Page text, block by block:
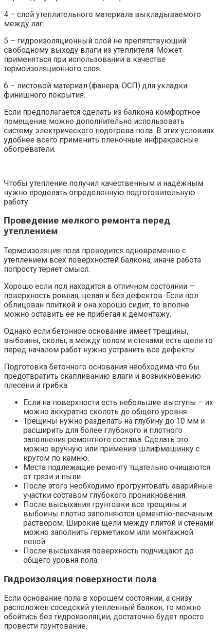
4 – слой утеплительного материала выкладываемого
между лаг.
5 – гидроизоляционный слой не препятствующий
свободному выходу влаги из утеплителя. Может
применяться при использовании в качестве
термоизоляционного слоя.
6 – листовой материал (фанера, ОСП) для укладки
финишного покрытия.
Если предполагается сделать из балкона комфортное
помещение можно дополнительно использовать
систему электрического подогрева пола. В этих условиях
удобнее всего применить пленочные инфракрасные
обогреватели.
Чтобы утепление получил качественным и надежным
нужно проделать определенную подготовительную
работу.
Проведение мелкого ремонта перед
утеплением
Термоизоляция пола проводится одновременно с
утеплением всех поверхностей балкона, иначе работа
попросту теряет смысл.
Хорошо если пол находится в отличном состоянии —
поверхность ровная, целая и без дефектов. Если пол
облицован плиткой и она хорошо сидит, то вполне
можно оставить ее не прибегая к демонтажу.
Однако если бетонное основание имеет трещины,
выбоины, сколы, а между полом и стенами есть щели то
перед началом работ нужно устранить все дефекты.
Подготовка бетонного основания необходима что бы
предотвратить скапливанию влаги и возникновению
плесени и грибка.
Если на поверхности есть небольшие выступы – их
можно аккуратно сколоть до общего уровня.
Трещины нужно разделать на глубину до 10 мм и
расширить для более глубокого и плотного
заполнения ремонтного состава. Сделать это
можно вручную или применив шлифмашинку с
кругом по камню.
Места подлежащие ремонту тщательно очищаются
от грязи и пыли.
После этого необходимо прогрунтовать аварийные
участки составом глубокого проникновения.
После высыхания грунтовки все трещины и
выбоины плотно заполняются цементно-песчаным
раствором. Широкие щели между плитой и стенами
можно заполнить герметиком или монтажной
пеной.
После высыхания поверхность подчищают до
общего уровня пола.
Гидроизоляция поверхности пола
Если основание пола в хорошем состоянии, а снизу
расположен соседский утепленный балкон, то можно
обойтись без гидроизоляции, достаточно будет просто
провести грунтование.